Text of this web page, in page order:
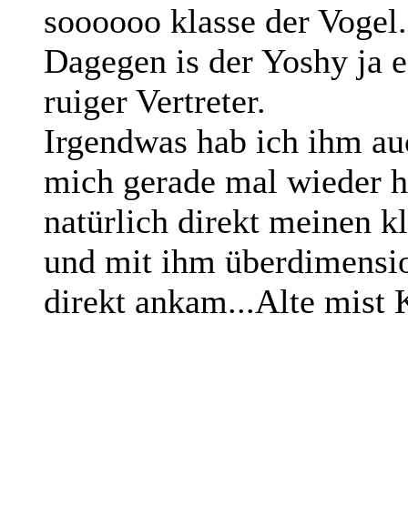
soooooo klasse der
Dagegen is der Yoshy ja
ruiger Vertreter.
Irgendwas hab ich ihm
mich gerade mal wieder
natürlich direkt meinen
und mit ihm
direkt ankam...Alte mist